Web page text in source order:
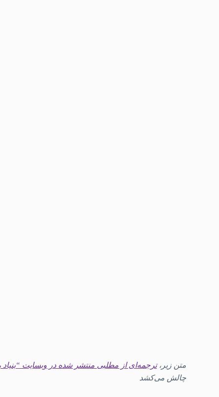
متن زیر،ترجمه‌ای از مطلبی منتشر شده در وبسایت
چالش می‌کشد